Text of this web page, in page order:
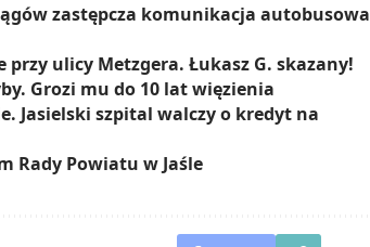
zastępcza komunikacja autobusowa
ulicy Metzgera. Łukasz G. skazany!
Grozi mu do 10 lat więzienia
Jasielski szpital walczy o kredyt na
Rady Powiatu w Jaśle